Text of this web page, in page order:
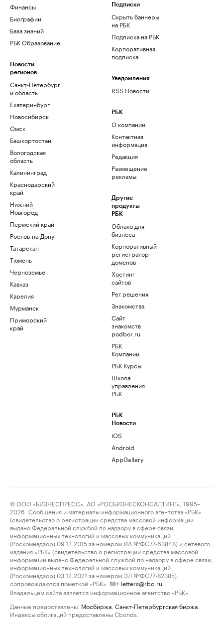
Финансы
Биографии
База знаний
РБК Образование
Новости
регионов
Санкт-Петербург
и область
Екатеринбург
Новосибирск
Омск
Башкортостан
Вологодская
область
Калининград
Краснодарский
край
Нижний
Новгород
Пермский край
Ростов-на-Дону
Татарстан
Тюмень
Черноземье
Кавказ
Карелия
Мурманск
Приморский
край
Подписки
Скрыть баннеры
на РБК
Подписка на РБК
Корпоративная
подписка
Уведомления
RSS Новости
РБК
О компании
Контактная
информация
Редакция
Размещение
рекламы
Другие
продукты
РБК
Облако для
бизнеса
Корпоративный
регистратор
доменов
Хостинг
сайтов
Рег.решения
Знакомства
Сайт
знакомств
podbor.ru
РБК
Компании
РБК Курсы
Школа
управления
РБК
РБК
Новости
iOS
Android
AppGallery
© ООО «БИЗНЕСПРЕСС», АО «РОСБИЗНЕСКОНСАЛТИНГ», 1995–
2026. Сообщения и материалы информационного агентства «РБК»
(свидетельство о регистрации средства массовой информации
выдано Федеральной службой по надзору в сфере связи,
информационных технологий и массовых коммуникаций
(Роскомнадзор) 09.12.2015 за номером ИА №ФС77-63848) и сетевого
издания «РБК» (свидетельство о регистрации средства массовой
информации выдано Федеральной службой по надзору в сфере связи,
информационных технологий и массовых коммуникаций
(Роскомнадзор) 03.12.2021 за номером ЭЛ №ФС77-82385)
сопровождаются пометкой «РБК».
18+ letters@rbc.ru
Владельцем сайта является информационное агентство «РБК».
Данные предоставлены: Мосбиржа Санкт-Петербургская биржа
Индексы облигаций предоставлены Cbonds.